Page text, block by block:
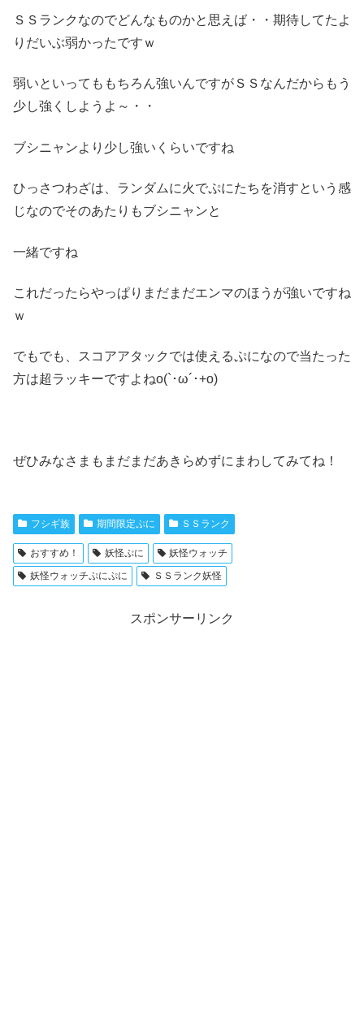
ＳＳランクなのでどんなものかと思えば・・期待してたよ
りだいぶ弱かったですｗ
弱いといってももちろん強いんですがＳＳなんだからもう
少し強くしようよ～・・
ブシニャンより少し強いくらいですね
ひっさつわざは、ランダムに火でぷにたちを消すという感
じなのでそのあたりもブシニャンと
一緒ですね
これだったらやっぱりまだまだエンマのほうが強いですね
ｗ
でもでも、スコアアタックでは使えるぷになので当たった
方は超ラッキーですよねo(`･ω´･+o)
ぜひみなさまもまだまだあきらめずにまわしてみてね！
フシギ族 期間限定ぷに ＳＳランク
おすすめ！ 妖怪ぷに
妖怪ウォッチ
妖怪ウォッチぷにぷに
ＳＳランク妖怪
スポンサーリンク